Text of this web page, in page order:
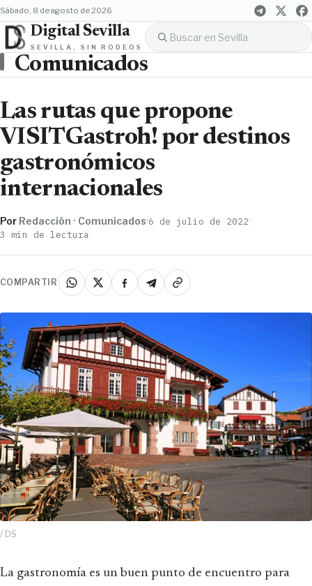
sábado, 8 de agosto de 2026
Digital Sevilla
SEVILLA, SIN RODEOS
Comunicados
Las rutas que propone
VISITGastroh! por destinos
gastronómicos
internacionales
Por Redacción · Comunicados·6 de julio de 2022·
3 min de lectura
COMPARTIR
/ DS
La gastronomía es un buen punto de encuentro para